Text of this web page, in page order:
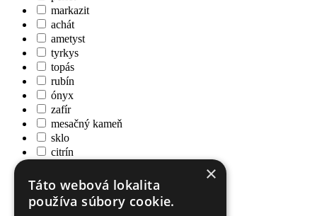
markazit
achát
ametyst
tyrkys
topás
rubín
ónyx
zafír
mesačný kameň
sklo
citrín
granát
hematit
iolit
×
Táto webová lokalita
používa súbory cookie.